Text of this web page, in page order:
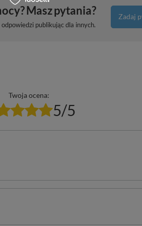
Masz pytania?
publikując dla innych.
Zadaj
Twoja ocena:
5/5